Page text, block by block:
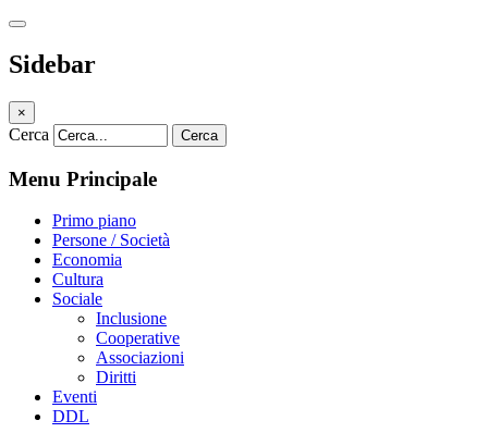
Sidebar
×
Cerca Cerca
Menu Principale
Primo piano
Persone / Società
Economia
Cultura
Sociale
Inclusione
Cooperative
Associazioni
Diritti
Eventi
DDL